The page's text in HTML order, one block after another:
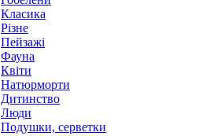
Класика
Різне
Пейзажі
Фауна
Квіти
Натюрморти
Дитинство
Люди
Подушки, серветки